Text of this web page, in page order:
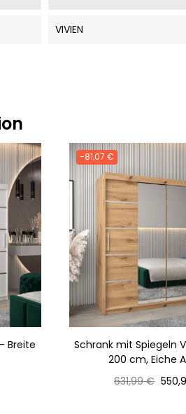
VIVIEN
Breite
-81,07 €
Schrank mit Spiegeln
200 cm, Eiche
Normaler
631,99 € Preis